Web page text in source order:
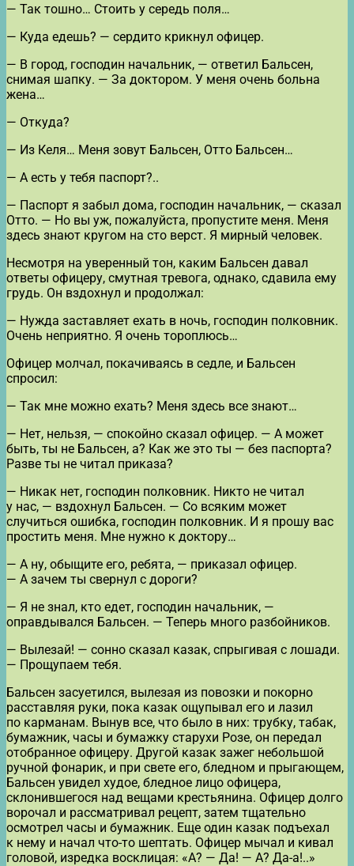
— Так тошно… Стоить у середь поля…
— Куда едешь? — сердито крикнул офицер.
— В город, господин начальник, — ответил Бальсен,
снимая шапку. — За доктором. У меня очень больна
жена…
— Откуда?
— Из Келя… Меня зовут Бальсен, Отто Бальсен…
— А есть у тебя паспорт?..
— Паспорт я забыл дома, господин начальник, — сказал
Отто. — Но вы уж, пожалуйста, пропустите меня. Меня
здесь знают кругом на сто верст. Я мирный человек.
Несмотря на уверенный тон, каким Бальсен давал
ответы офицеру, смутная тревога, однако, сдавила ему
грудь. Он вздохнул и продолжал:
— Нужда заставляет ехать в ночь, господин полковник.
Очень неприятно. Я очень тороплюсь…
Офицер молчал, покачиваясь в седле, и Бальсен
спросил:
— Так мне можно ехать? Меня здесь все знают…
— Нет, нельзя, — спокойно сказал офицер. — А может
быть, ты не Бальсен, а? Как же это ты — без паспорта?
Разве ты не читал приказа?
— Никак нет, господин полковник. Никто не читал
у нас, — вздохнул Бальсен. — Со всяким может
случиться ошибка, господин полковник. И я прошу вас
простить меня. Мне нужно к доктору…
— А ну, обыщите его, ребята, — приказал офицер.
— А зачем ты свернул с дороги?
— Я не знал, кто едет, господин начальник, —
оправдывался Бальсен. — Теперь много разбойников.
— Вылезай! — сонно сказал казак, спрыгивая с лошади.
— Прощупаем тебя.
Бальсен засуетился, вылезая из повозки и покорно
расставляя руки, пока казак ощупывал его и лазил
по карманам. Вынув все, что было в них: трубку, табак,
бумажник, часы и бумажку старухи Розе, он передал
отобранное офицеру. Другой казак зажег небольшой
ручной фонарик, и при свете его, бледном и прыгающем,
Бальсен увидел худое, бледное лицо офицера,
склонившегося над вещами крестьянина. Офицер долго
ворочал и рассматривал рецепт, затем тщательно
осмотрел часы и бумажник. Еще один казак подъехал
к нему и начал что-то шептать. Офицер мычал и кивал
головой, изредка восклицая: «А? — Да! — А? Да-а!..»